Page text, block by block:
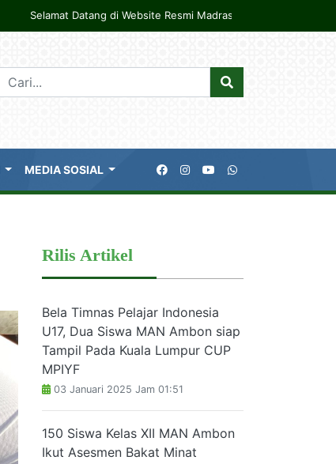
Selamat Datang di Website Resmi Madrasah Aliyah Negeri Ambon.
MEDIA SOSIAL
Rilis Artikel
Bela Timnas Pelajar Indonesia
U17, Dua Siswa MAN Ambon siap
Tampil Pada Kuala Lumpur CUP
MPIYF
03 Januari 2025 Jam 01:51
150 Siswa Kelas XII MAN Ambon
Ikut Asesmen Bakat Minat